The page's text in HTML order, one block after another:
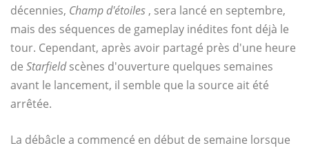
décennies, Champ d'étoiles , sera lancé en septembre,
mais des séquences de gameplay inédites font déjà le
tour. Cependant, après avoir partagé près d'une heure
de Starfieldscènes d'ouverture quelques semaines
avant le lancement, il semble que la source ait été
arrêtée.
La débâcle a commencé en début de semaine lorsque